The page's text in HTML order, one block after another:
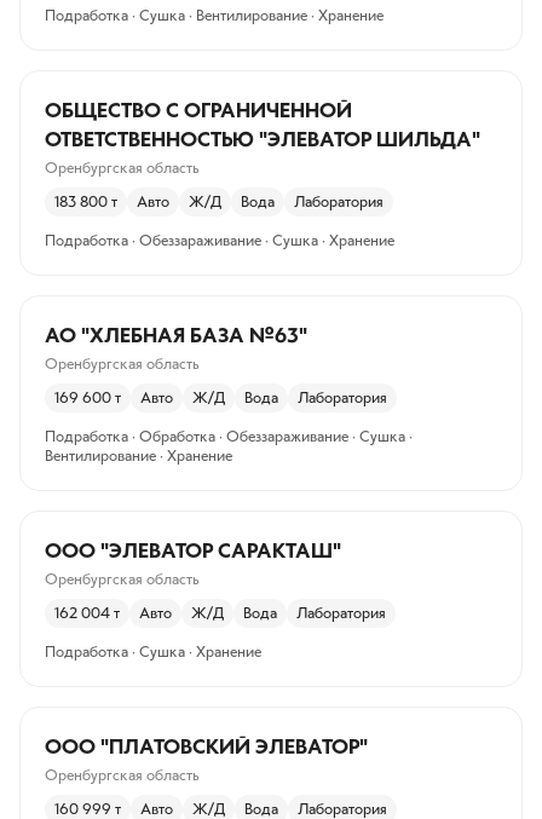
Подработка · Сушка · Вентилирование · Хранение
ОБЩЕСТВО С ОГРАНИЧЕННОЙ
ОТВЕТСТВЕННОСТЬЮ "ЭЛЕВАТОР ШИЛЬДА"
Оренбургская область
183 800 т Авто Ж/Д Вода Лаборатория
Подработка · Обеззараживание · Сушка · Хранение
АО "ХЛЕБНАЯ БАЗА №63"
Оренбургская область
169 600 т Авто Ж/Д Вода Лаборатория
Подработка · Обработка · Обеззараживание · Сушка ·
Вентилирование · Хранение
ООО "ЭЛЕВАТОР САРАКТАШ"
Оренбургская область
162 004 т Авто Ж/Д Вода Лаборатория
Подработка · Сушка · Хранение
ООО "ПЛАТОВСКИЙ ЭЛЕВАТОР"
Оренбургская область
160 999 т Авто Ж/Д Вода Лаборатория